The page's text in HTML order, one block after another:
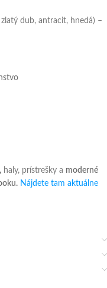
dub, antracit, hnedá) –
haly, prístrešky a moderné
Nájdete tam aktuálne